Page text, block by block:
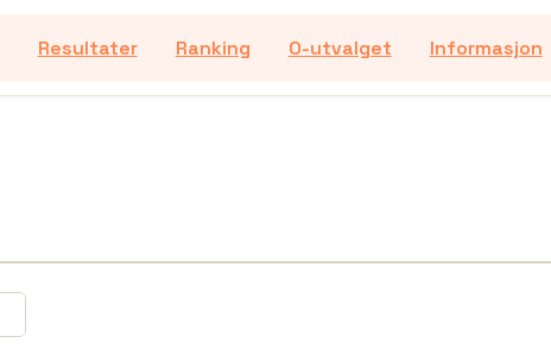
Resultater Ranking O-utvalget Informasjon